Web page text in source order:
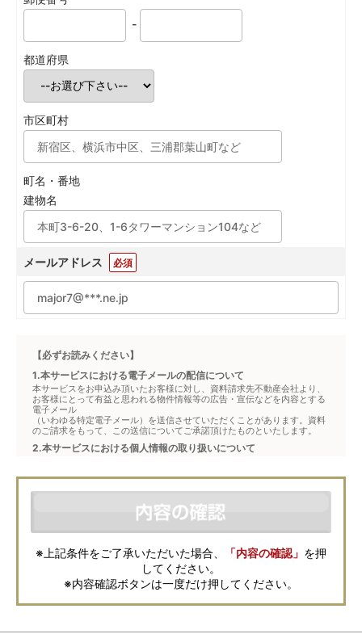
-
都道府県
市区町村
町名・番地
建物名
メールアドレス 必須
【必ずお読みください】
1.本サービスにおける電子メールの配信について
本サービスをお申込み頂いたお客様に対し、資料請求先不動産会社より、
お客様にとって有益と思われる物件情報等の広告・宣伝などを内容とする
電子メール
（いわゆる特定電子メール）を送信させていただくことがあります。資料
のご請求をもって、この送信についてご承諾頂けたものといたします。
2.本サービスにおける個人情報の取り扱いについて
本フォームからお客様が記入・登録された個人情報は、ダイレクトメール
などの資料送付・電子メールの送信・電話連絡などの目的で資料請求先不
動産会社が利用・保管します。資料請求先不動産会社が保管する個人情報
の取扱いについては、各不動産会社に直接お問合せください。
また、上記とは別にメジャーセブンでは本サービスを円滑に運用するため
に、お客様の個人情報をサービスご利用の控えとして一定期間保管いたし
ます。 ご記入の内容が不明瞭で資料をお送りできない場合、その他当社が
本サービスを円滑に運用するために必要な範囲において、直接メジャーセ
ブンから確認のご連絡をさせていただくことがありますので、あらかじめ
ご了承ください。
メジャーセブンの個人情報の取扱い方針についてはこちらをご覧くださ
※上記条件をご了承いただいた場合、 「内容の確認」 を押
してください。
※内容確認ボタンは一度だけ押してください。